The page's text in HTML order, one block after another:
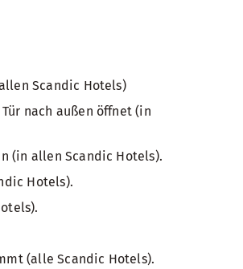
Scandic Hotels)
nach außen öffnet (in
(in allen Scandic Hotels).
Hotels).
(alle Scandic Hotels).